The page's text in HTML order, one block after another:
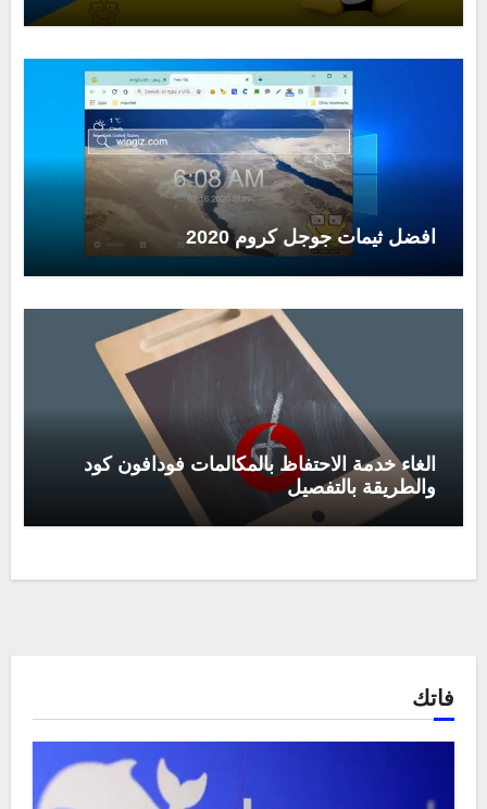
افضل ثيمات جوجل كروم 2020
الغاء خدمة الاحتفاظ بالمكالمات فودافون كود
والطريقة بالتفصيل
فاتك